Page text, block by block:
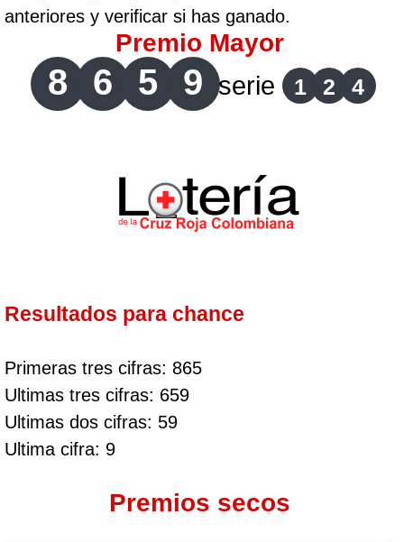
anteriores y verificar si has ganado.
Premio Mayor
8 6 5 9 serie 1 2 4
Resultados para chance
Primeras tres cifras: 865
Ultimas tres cifras: 659
Ultimas dos cifras: 59
Ultima cifra: 9
Premios secos